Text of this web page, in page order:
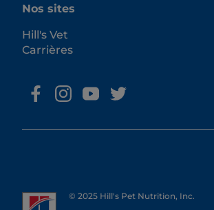
Nos sites
Hill's Vet
Carrières
© 2025 Hill's Pet Nutrition, Inc.